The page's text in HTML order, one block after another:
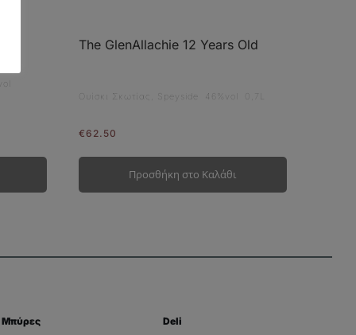
The GlenAllachie 12 Years Old
Ουίσκι Σκωτίας, Speyside 46%vol 0,7L
€62.50
Προσθήκη στο Καλάθι
Μπύρες Deli